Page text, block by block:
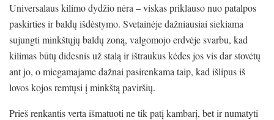
Universalaus kilimo dydžio nėra – viskas priklauso nuo patalpos
paskirties ir baldų išdėstymo. Svetainėje dažniausiai siekiama
sujungti minkštųjų baldų zoną, valgomojo erdvėje svarbu, kad
kilimas būtų didesnis už stalą ir ištraukus kėdes jos vis dar stovėtų
ant jo, o miegamajame dažnai pasirenkama taip, kad išlipus iš
lovos kojos remtųsi į minkštą paviršių.
Prieš renkantis verta išmatuoti ne tik patį kambarį, bet ir numatyti